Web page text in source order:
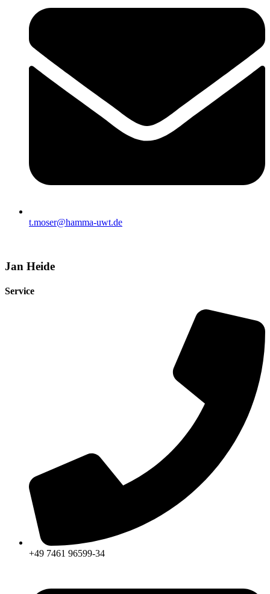
t.moser@hamma-uwt.de
Jan Heide
Service
+49 7461 96599-34